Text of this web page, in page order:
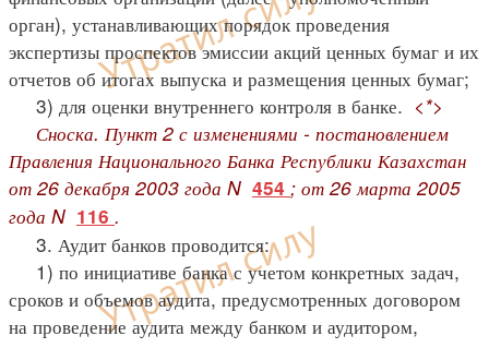
орган), устанавливающих порядок проведения
экспертизы проспектов эмиссии акций ценных бумаг и их
отчетов об итогах выпуска и размещения ценных бумаг;
3) для оценки внутреннего контроля в банке. <*>
Сноска. Пункт 2 с изменениями - постановлением
Правления Национального Банка Республики Казахстан
от 26 декабря 2003 года N 454 ; от 26 марта 2005
года N 116 .
3. Аудит банков проводится:
1) по инициативе банка с учетом конкретных задач,
сроков и объемов аудита, предусмотренных договором
на проведение аудита между банком и аудитором,